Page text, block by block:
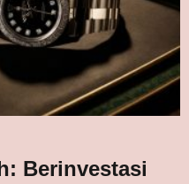
Berinvestasi